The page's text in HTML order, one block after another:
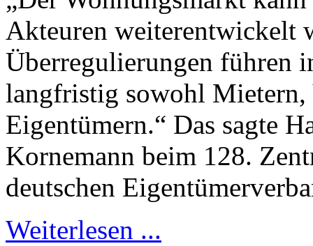
Akteuren weiterentwickelt
Überregulierungen führen
langfristig sowohl Mietern,
Eigentümern.“ Das sagte
Kornemann beim 128.
deutschen
Weiterlesen ...